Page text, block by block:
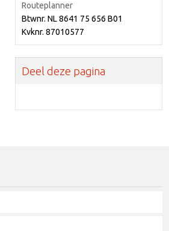
Routeplanner
Btwnr. NL 8641 75 656 B01
Kvknr. 87010577
Deel deze pagina